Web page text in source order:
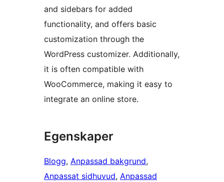
and sidebars for added
functionality, and offers basic
customization through the
WordPress customizer. Additionally,
it is often compatible with
WooCommerce, making it easy to
integrate an online store.
Egenskaper
Blogg, Anpassad bakgrund
Anpassat sidhuvud, Anpassad